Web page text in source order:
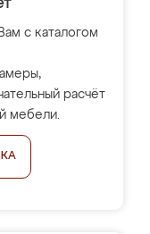
с каталогом
расчёт
мебели.